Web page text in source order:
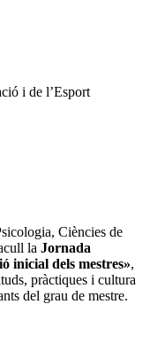
i de l’Esport
Ciències de
la Jornada
inicial dels mestres»,
pràctiques i cultura
del grau de mestre.